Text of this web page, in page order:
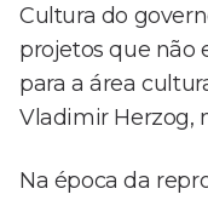
Cultura do
projetos que não
para a área
Vladimir Herzog,
Na época da